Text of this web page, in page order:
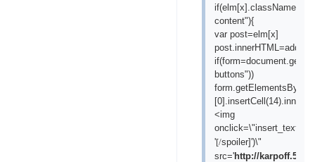
content"){
var post=elm[x]
buttons"))
<img
onclick=\"insert_text('
'[/spoiler]')\"
src='http://